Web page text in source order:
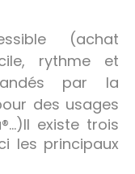
(achat
rythme et
par la
des usages
existe trois
les principaux